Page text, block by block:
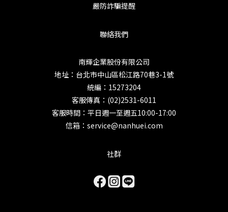
嚴防詐騙提醒
聯絡我們
南輝企業股份有限公司
地址：台北市中山區松江路70巷3-1號
統編：15273204
客服傳真：(02)2531-6011
客服時間：平日週一至週五10:00-17:00
信箱：service@nanhuei.com
社群